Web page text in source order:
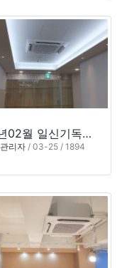
21년02월 일신기독병원 통증의학과 (부산시 동구)
관리자 / 03-25 / 1894